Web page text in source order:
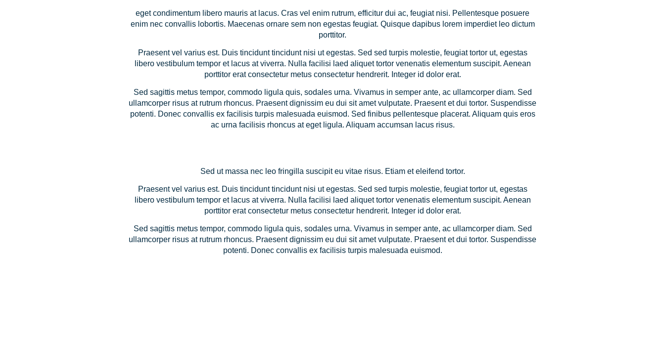
eget condimentum libero mauris at lacus. Cras vel enim rutrum, efficitur dui ac, feugiat nisi. Pellentesque posuere
enim nec convallis lobortis. Maecenas ornare sem non egestas feugiat. Quisque dapibus lorem imperdiet leo dictum
porttitor.
Praesent vel varius est. Duis tincidunt tincidunt nisi ut egestas. Sed sed turpis molestie, feugiat tortor ut, egestas
libero vestibulum tempor et lacus at viverra. Nulla facilisi laed aliquet tortor venenatis elementum suscipit. Aenean
porttitor erat consectetur metus consectetur hendrerit. Integer id dolor erat.
Sed sagittis metus tempor, commodo ligula quis, sodales urna. Vivamus in semper ante, ac ullamcorper diam. Sed
ullamcorper risus at rutrum rhoncus. Praesent dignissim eu dui sit amet vulputate. Praesent et dui tortor. Suspendisse
potenti. Donec convallis ex facilisis turpis malesuada euismod. Sed finibus pellentesque placerat. Aliquam quis eros
ac urna facilisis rhoncus at eget ligula. Aliquam accumsan lacus risus.
Sed ut massa nec leo fringilla suscipit eu vitae risus. Etiam et eleifend tortor.
Praesent vel varius est. Duis tincidunt tincidunt nisi ut egestas. Sed sed turpis molestie, feugiat tortor ut, egestas
libero vestibulum tempor et lacus at viverra. Nulla facilisi laed aliquet tortor venenatis elementum suscipit. Aenean
porttitor erat consectetur metus consectetur hendrerit. Integer id dolor erat.
Sed sagittis metus tempor, commodo ligula quis, sodales urna. Vivamus in semper ante, ac ullamcorper diam. Sed
ullamcorper risus at rutrum rhoncus. Praesent dignissim eu dui sit amet vulputate. Praesent et dui tortor. Suspendisse
potenti. Donec convallis ex facilisis turpis malesuada euismod.